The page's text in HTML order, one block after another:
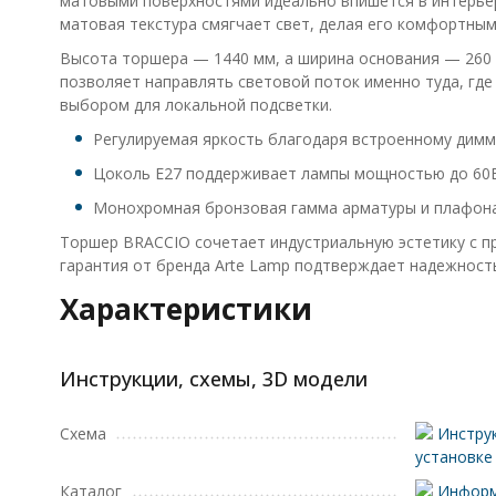
матовая текстура смягчает свет, делая его
Высота торшера — 1440 мм, а ширина основания — 260
позволяет направлять световой поток именно туда,
выбором для локальной подсветки.
Регулируемая яркость благодаря встроенному
Цоколь E27 поддерживает лампы мощностью до
Монохромная бронзовая гамма арматуры и
Торшер BRACCIO сочетает индустриальную эстетику
гарантия от бренда Arte Lamp подтверждает
Характеристики
Инструкции, схемы, 3D модели
Схема
Каталог